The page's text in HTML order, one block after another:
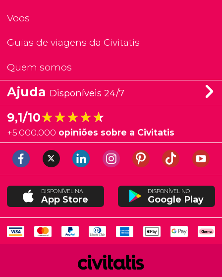
Voos
Guias de viagens da Civitatis
Quem somos
Ajuda Disponíveis 24/7
9,1/10★★★★★
★★★★★
+5.000.000 opiniões sobre a Civitatis
DISPONÍVEL NA
App Store
DISPONÍVEL NO
Google Play